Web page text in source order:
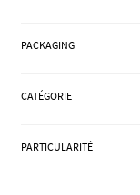
BLOG
PACKAGING
CATÉGORIE
PARTICULARITÉ